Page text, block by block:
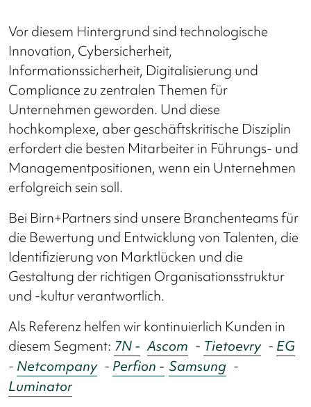
Vor diesem Hintergrund sind technologische
Innovation, Cybersicherheit,
Informationssicherheit, Digitalisierung und
Compliance zu zentralen Themen für
Unternehmen geworden. Und diese
hochkomplexe, aber geschäftskritische Disziplin
erfordert die besten Mitarbeiter in Führungs- und
Managementpositionen, wenn ein Unternehmen
erfolgreich sein soll.
Bei Birn+Partners sind unsere Branchenteams für
die Bewertung und Entwicklung von Talenten, die
Identifizierung von Marktlücken und die
Gestaltung der richtigen Organisationsstruktur
und -kultur verantwortlich.
Als Referenz helfen wir kontinuierlich Kunden in
diesem Segment: 7N - Ascom - Tietoevry - EG
- Netcompany - Perfion - Samsung -
Luminator